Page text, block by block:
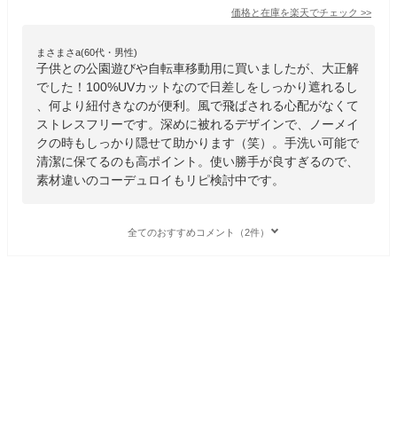
価格と在庫を楽天でチェック >>
まさまさa(60代・男性)
子供との公園遊びや自転車移動用に買いましたが、大正解
でした！100%UVカットなので日差しをしっかり遮れるし
、何より紐付きなのが便利。風で飛ばされる心配がなくて
ストレスフリーです。深めに被れるデザインで、ノーメイ
クの時もしっかり隠せて助かります（笑）。手洗い可能で
清潔に保てるのも高ポイント。使い勝手が良すぎるので、
素材違いのコーデュロイもリピ検討中です。
全てのおすすめコメント（2件）